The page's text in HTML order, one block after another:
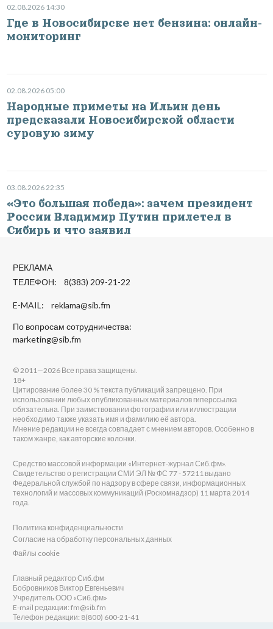
02.08.2026 14:30
Где в Новосибирске нет бензина: онлайн-
мониторинг
02.08.2026 05:00
Народные приметы на Ильин день
предсказали Новосибирской области
суровую зиму
03.08.2026 22:35
«Это большая победа»: зачем президент
России Владимир Путин прилетел в
Сибирь и что заявил
РЕКЛАМА
ТЕЛЕФОН: 8(383) 209-21-22
E-MAIL: reklama@sib.fm
По вопросам сотрудничества:
marketing@sib.fm
© 2011—2026 Все права защищены.
18+
Цитирование более 30 % текста публикаций запрещено. При
использовании любых опубликованных материалов гиперссылка
обязательна. При заимствовании фотографии или иллюстрации
необходимо также указать имя и фамилию её автора.
Мнение редакции не всегда совпадает с мнением авторов. Особенно в
таком жанре, как авторские колонки.
Средство массовой информации «Интернет-журнал Сиб.фм».
Свидетельство о регистрации СМИ ЭЛ № ФС 77 - 57211 выдано
Федеральной службой по надзору в сфере связи, информационных
технологий и массовых коммуникаций (Роскомнадзор) 11 марта 2014
года.
Политика конфиденциальности
Согласие на обработку персональных данных
Файлы cookie
Главный редактор Сиб.фм
Бобровников Виктор Евгеньевич
Учредитель ООО «Сиб.фм»
E-mail редакции: fm@sib.fm
Телефон редакции: 8(800) 600-21-41